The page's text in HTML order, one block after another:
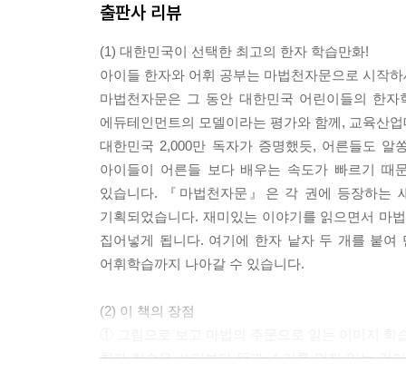
출판사 리뷰
(1) 대한민국이 선택한 최고의 한자 학습만화!
아이들 한자와 어휘 공부는 마법천자문으로 시작
마법천자문은 그 동안 대한민국 어린이들의 한자
에듀테인먼트의 모델이라는 평가와 함께, 교육산
대한민국 2,000만 독자가 증명했듯, 어른들도
아이들이 어른들 보다 배우는 속도가 빠르기 때
있습니다. 『마법천자문』은 각 권에 등장하는
기획되었습니다. 재미있는 이야기를 읽으면서 마
집어넣게 됩니다. 여기에 한자 낱자 두 개를 붙
어휘학습까지 나아갈 수 있습니다.
(2) 이 책의 장점
한자 학습은 쓰기보다 뜻과 소리를 먼저 읽는 것